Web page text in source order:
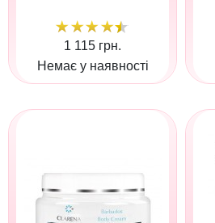
1 115 грн.
Немає у наявності